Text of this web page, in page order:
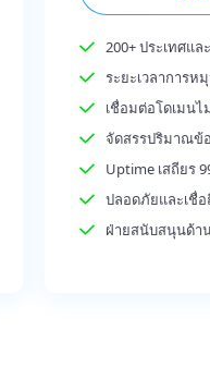
200+ ประเทศแ
ระยะเวลาการห
เชื่อมต่อโดเมนไ
จัดสรรปริมาณ
Uptime เสถียร
ปลอดภัยและเชื่
ฝ่ายสนับสนุนด้า